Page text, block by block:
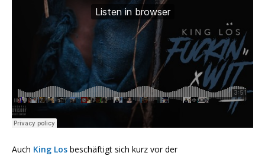
Auch King Los beschäftigt sich kurz vor der